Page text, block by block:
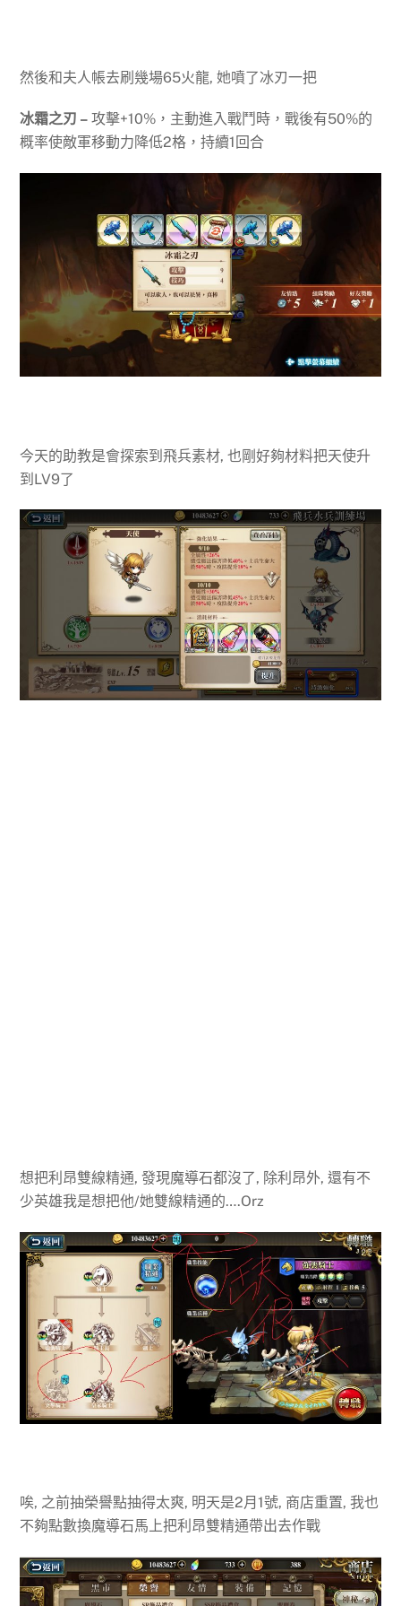
然後和夫人帳去刷幾場65火龍, 她噴了冰刃一把
冰霜之刃 –攻擊+10%，主動進入戰鬥時，戰後有50%的
概率使敵軍移動力降低2格，持續1回合
今天的助教是會探索到飛兵素材, 也剛好夠材料把天使升
到LV9了
想把利昂雙線精通, 發現魔導石都沒了, 除利昂外, 還有不
少英雄我是想把他/她雙線精通的….Orz
唉, 之前抽榮譽點抽得太爽, 明天是2月1號, 商店重置, 我也
不夠點數換魔導石馬上把利昂雙精通帶出去作戰